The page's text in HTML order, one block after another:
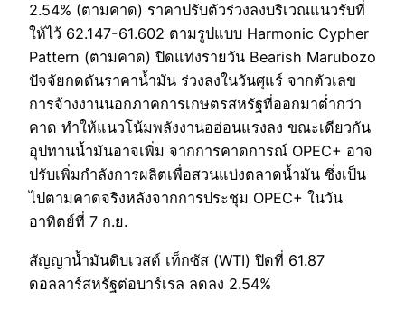
2.54% (ตามคาด) ราคาปรับตัวร่วงลงบริเวณแนวรับที่
ให้ไว้ 62.147-61.602 ตามรูปแบบ Harmonic Cypher
Pattern (ตามคาด) ปิดแท่งรายวัน Bearish Marubozo
ปัจจัยกดดันราคาน้ำมัน ร่วงลงในวันศุแร์ จากตัวเลข
การจ้างงานนอกภาคการเกษตรสหรัฐที่ออกมาต่ำกว่า
คาด ทำให้แนวโน้มพลังงานออ่อนแรงลง ขณะเดียวกัน
อุปทานน้ำมันอาจเพิ่ม จากการคาดการณ์ OPEC+ อาจ
ปรับเพิ่มกำลังการผลิตเพื่อสวนแบ่งตลาดน้ำมัน ซึ่งเป็น
ไปตามคาดจริงหลังจากการประชุม OPEC+ ในวัน
อาทิตย์ที่ 7 ก.ย.
สัญญาน้ำมันดิบเวสต์ เท็กซัส (WTI) ปิดที่ 61.87
ดอลลาร์สหรัฐต่อบาร์เรล ลดลง 2.54%